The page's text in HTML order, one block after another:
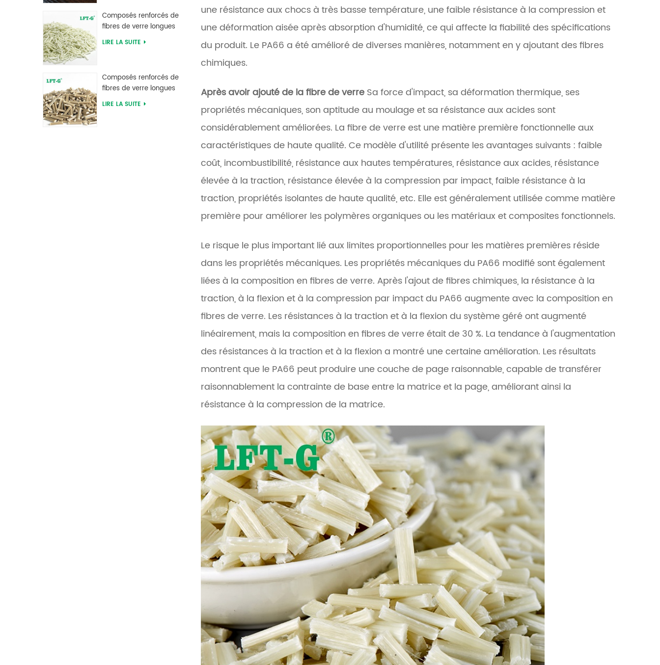
Composés renforcés de
fibres de verre longues
en polyphtalamide PPA
LIRE LA SUITE
Composés renforcés de
fibres de verre longues
en sulfure de
LIRE LA SUITE
une résistance aux chocs à très basse température, une faible résistance à la compression et
une déformation aisée après absorption d'humidité, ce qui affecte la fiabilité des spécifications
du produit. Le PA66 a été amélioré de diverses manières, notamment en y ajoutant des fibres
chimiques.
Après avoir ajouté de la fibre de verre Sa force d'impact, sa déformation thermique, ses
propriétés mécaniques, son aptitude au moulage et sa résistance aux acides sont
considérablement améliorées. La fibre de verre est une matière première fonctionnelle aux
caractéristiques de haute qualité. Ce modèle d'utilité présente les avantages suivants : faible
coût, incombustibilité, résistance aux hautes températures, résistance aux acides, résistance
élevée à la traction, résistance élevée à la compression par impact, faible résistance à la
traction, propriétés isolantes de haute qualité, etc. Elle est généralement utilisée comme matière
première pour améliorer les polymères organiques ou les matériaux et composites fonctionnels.
Le risque le plus important lié aux limites proportionnelles pour les matières premières réside
dans les propriétés mécaniques. Les propriétés mécaniques du PA66 modifié sont également
liées à la composition en fibres de verre. Après l'ajout de fibres chimiques, la résistance à la
traction, à la flexion et à la compression par impact du PA66 augmente avec la composition en
fibres de verre. Les résistances à la traction et à la flexion du système géré ont augmenté
linéairement, mais la composition en fibres de verre était de 30 %. La tendance à l'augmentation
des résistances à la traction et à la flexion a montré une certaine amélioration. Les résultats
montrent que le PA66 peut produire une couche de page raisonnable, capable de transférer
raisonnablement la contrainte de base entre la matrice et la page, améliorant ainsi la
résistance à la compression de la matrice.